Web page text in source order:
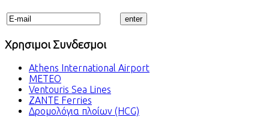
Χρησιμοι Συνδεσμοι
Athens International Airport
METEO
Ventouris Sea Lines
ZANTE Ferries
Δρομολόγια πλοίων (HCG)